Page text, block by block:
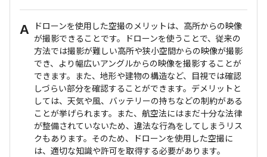
A
ドローンを使用した空撮のメリットは、高所からの映像
が撮影できることです。ドローンを使うことで、従来の
方法では撮影が難しい高所や狭小空間からの映像が撮影
でき、より幅広いアングルからの映像を撮影することが
できます。また、地形や建物の構造など、目視では確認
しづらい部分を確認することができます。デメリットと
しては、天気や風、バッテリーの持ちなどの制約がある
ことが挙げられます。また、航空法にはまだ十分な法律
が整備されていないため、違法な行為をしてしまうリス
クもあります。そのため、ドローンを使用した空撮に
は、適切な知識や許可を取得する必要があります。